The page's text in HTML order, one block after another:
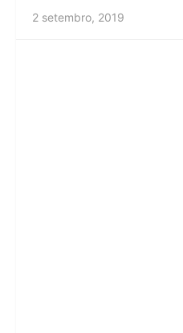
2 setembro, 2019